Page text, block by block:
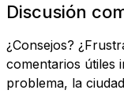
Discusión
¿Consejos?
comentarios útiles
problema, la